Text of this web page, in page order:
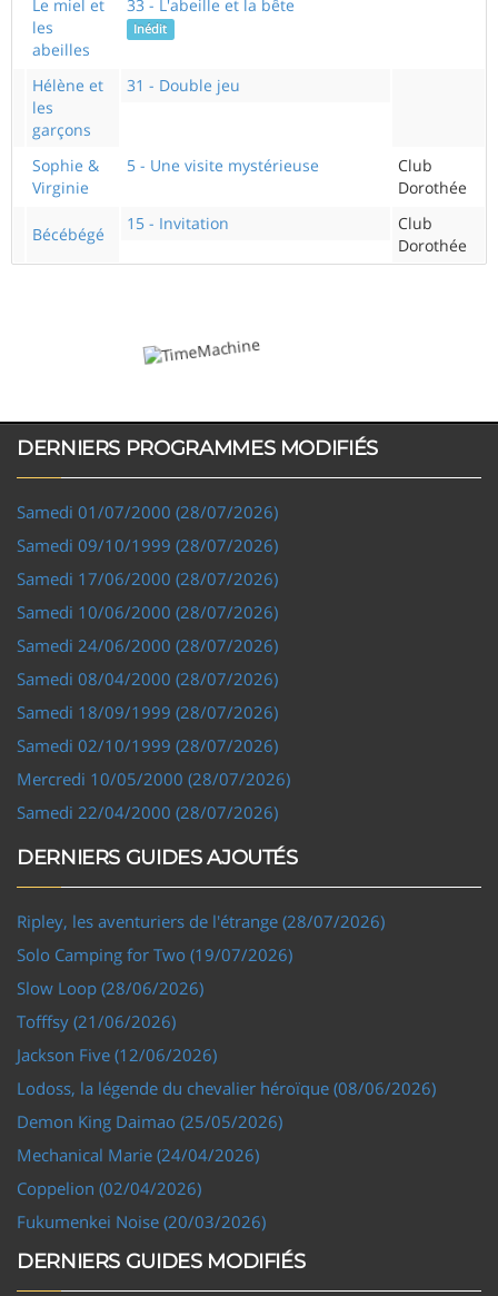
Le miel et
les
abeilles
33 - L'abeille et la bête
Inédit
Hélène et
les
garçons
31 - Double jeu
Sophie &
Virginie
5 - Une visite mystérieuse
Club
Dorothée
Bécébégé
15 - Invitation
Club
Dorothée
DERNIERS PROGRAMMES MODIFIÉS
Samedi 01/07/2000 (28/07/2026)
Samedi 09/10/1999 (28/07/2026)
Samedi 17/06/2000 (28/07/2026)
Samedi 10/06/2000 (28/07/2026)
Samedi 24/06/2000 (28/07/2026)
Samedi 08/04/2000 (28/07/2026)
Samedi 18/09/1999 (28/07/2026)
Samedi 02/10/1999 (28/07/2026)
Mercredi 10/05/2000 (28/07/2026)
Samedi 22/04/2000 (28/07/2026)
DERNIERS GUIDES AJOUTÉS
Ripley, les aventuriers de l'étrange (28/07/2026)
Solo Camping for Two (19/07/2026)
Slow Loop (28/06/2026)
Tofffsy (21/06/2026)
Jackson Five (12/06/2026)
Lodoss, la légende du chevalier héroïque (08/06/2026)
Demon King Daimao (25/05/2026)
Mechanical Marie (24/04/2026)
Coppelion (02/04/2026)
Fukumenkei Noise (20/03/2026)
DERNIERS GUIDES MODIFIÉS